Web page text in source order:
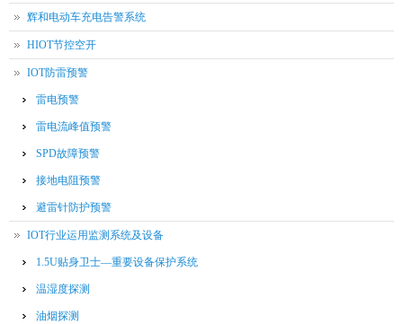
辉和电动车充电告警系统
HIOT节控空开
IOT防雷预警
雷电预警
雷电流峰值预警
SPD故障预警
接地电阻预警
避雷针防护预警
IOT行业运用监测系统及设备
1.5U贴身卫士—重要设备保护系统
温湿度探测
油烟探测